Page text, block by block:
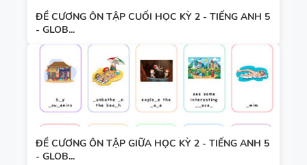
ĐỀ CƯƠNG ÔN TẬP CUỐI HỌC KỲ 2 - TIẾNG ANH 5
- GLOB...
ĐỀ CƯƠNG ÔN TẬP GIỮA HỌC KỲ 2 - TIẾNG ANH 5
- GLOB...